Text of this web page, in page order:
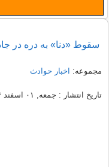
سقوط «دنا» به دره در جاده چالوس |
مجموعه: اخبار حوادث
تاریخ انتشار : جمعه, ۰۱ اسفند ۱۴۰۴ ۱۷:۱۱